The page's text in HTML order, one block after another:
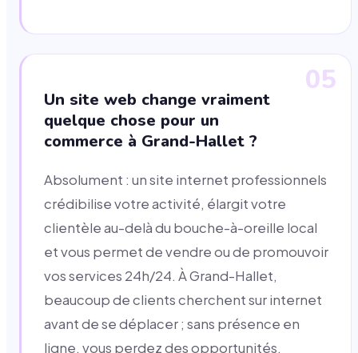
05
Un site web change vraiment
quelque chose pour un
commerce à Grand-Hallet ?
Absolument : un site internet professionnels
crédibilise votre activité, élargit votre
clientèle au-delà du bouche-à-oreille local
et vous permet de vendre ou de promouvoir
vos services 24h/24. À Grand-Hallet,
beaucoup de clients cherchent sur internet
avant de se déplacer ; sans présence en
ligne, vous perdez des opportunités.